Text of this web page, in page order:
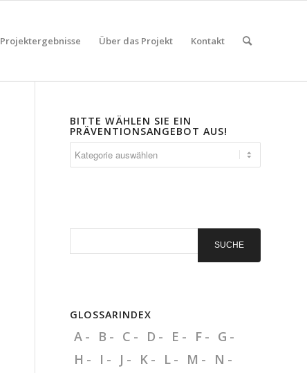
Projektergebnisse Über das Projekt Kontakt
BITTE WÄHLEN SIE EIN
PRÄVENTIONSANGEBOT AUS!
wählen
GLOSSARINDEX
A B C D E F
G
H
I J K L M
N